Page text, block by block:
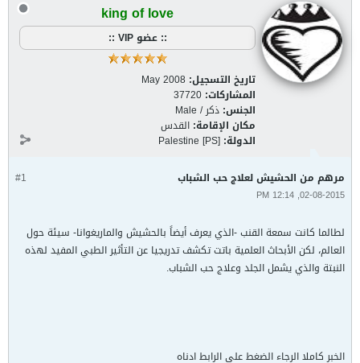
king of love
:: عضو VIP ::
تاريخ التسجيل: May 2008
المشاركات: 37720
الجنس: ذكر / Male
مكان الإقامة: القدس
الدولة: Palestine [PS]
#1 مرهم من الحشيش لعلاج حب الشباب
02-08-2015, 12:14 PM
لطالما كانت سمعة القنب -الذي يعرف أيضاً بالحشيش والماريغوانا- سيئة حول
العالم، لكن الأبحاث العلمية باتت تكشف تدريجيا عن التأثير الطبي المفيد لهذه
النبتة والذي يشمل الجلد وعلاج حب الشباب.
الخبر كاملا الرجاء الضغط على الرابط ادناه